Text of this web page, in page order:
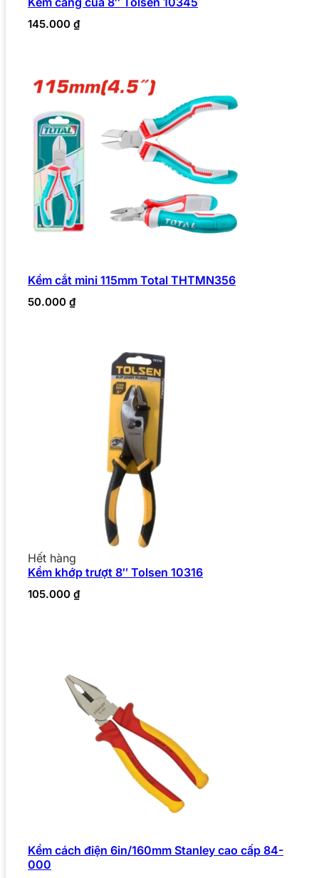
145.000 ₫
Kềm cắt mini 115mm Total THTMN356
50.000 ₫
Hết hàng
Kềm khớp trượt 8″ Tolsen 10316
105.000 ₫
Kềm cách điện 6in/160mm Stanley cao cấp 84-
000